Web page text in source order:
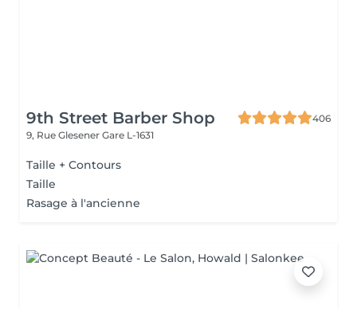
9th Street Barber Shop
406
9, Rue Glesener Gare L-1631
Taille + Contours
Taille
Rasage à l'ancienne